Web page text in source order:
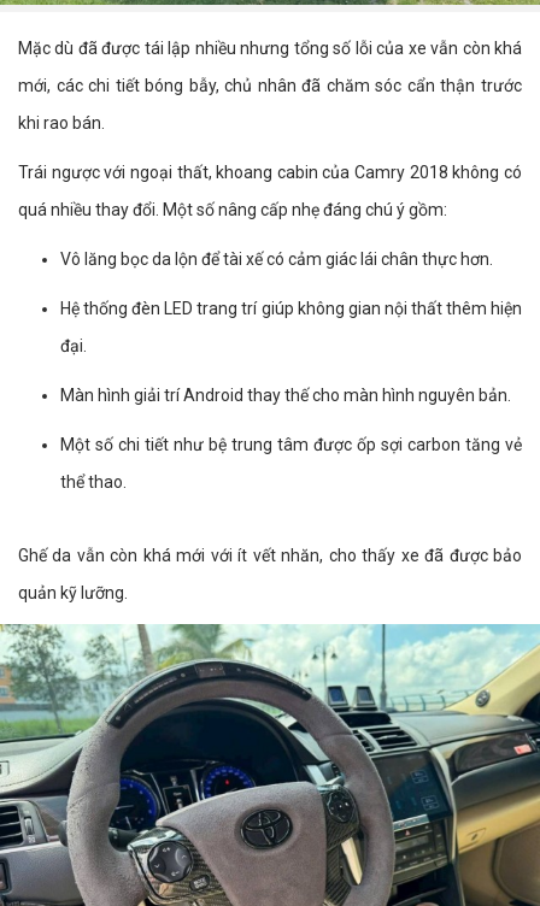
Mặc dù đã được tái lập nhiều nhưng tổng số lỗi của xe vẫn còn khá
mới, các chi tiết bóng bẫy, chủ nhân đã chăm sóc cẩn thận trước
khi rao bán.
Trái ngược với ngoại thất, khoang cabin của Camry 2018 không có
quá nhiều thay đổi. Một số nâng cấp nhẹ đáng chú ý gồm:
Vô lăng bọc da lộn để tài xế có cảm giác lái chân thực hơn.
Hệ thống đèn LED trang trí giúp không gian nội thất thêm hiện
đại.
Màn hình giải trí Android thay thế cho màn hình nguyên bản.
Một số chi tiết như bệ trung tâm được ốp sợi carbon tăng vẻ
thể thao.
Ghế da vẫn còn khá mới với ít vết nhăn, cho thấy xe đã được bảo
quản kỹ lưỡng.